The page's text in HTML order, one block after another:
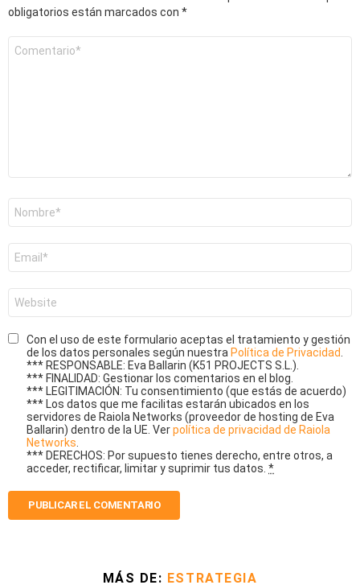
obligatorios están marcados con *
electrónico
*
Con el uso de este formulario aceptas el tratamiento y gestión
de los datos personales según nuestra Política de Privacidad
*** RESPONSABLE: Eva Ballarin (K51 PROJECTS S.L.).
*** FINALIDAD: Gestionar los comentarios en el blog.
*** LEGITIMACIÓN: Tu consentimiento (que estás de acuerdo)
*** Los datos que me facilitas estarán ubicados en los
servidores de Raiola Networks (proveedor de hosting de Eva
Ballarin) dentro de la UE. Verpolítica de privacidad de Raiola
Networks
*** DERECHOS: Por supuesto tienes derecho, entre otros, a
acceder, rectificar, limitar y suprimir tus datos. *
MÁS DE: ESTRATEGIA